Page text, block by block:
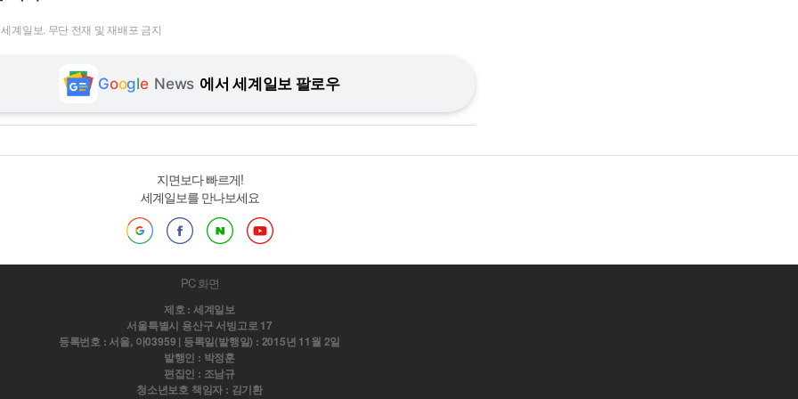
계일보. 무단 전재 및 재배포 금지
Google News 에서 세계일보 팔로우
지면보다 빠르게!
세계일보를 만나보세요
PC 화면
제호 : 세계일보
서울특별시 용산구 서빙고로 17
등록번호 : 서울, 아03959 | 등록일(발행일) : 2015년 11월 2일
발행인 : 박정훈
편집인 : 조남규
청소년보호 책임자 : 김기환